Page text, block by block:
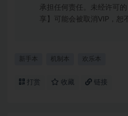
承担任何责任。未经许可
享】可能会被取消VIP，恕
新手本 机制本 欢乐本
打赏 收藏 链接